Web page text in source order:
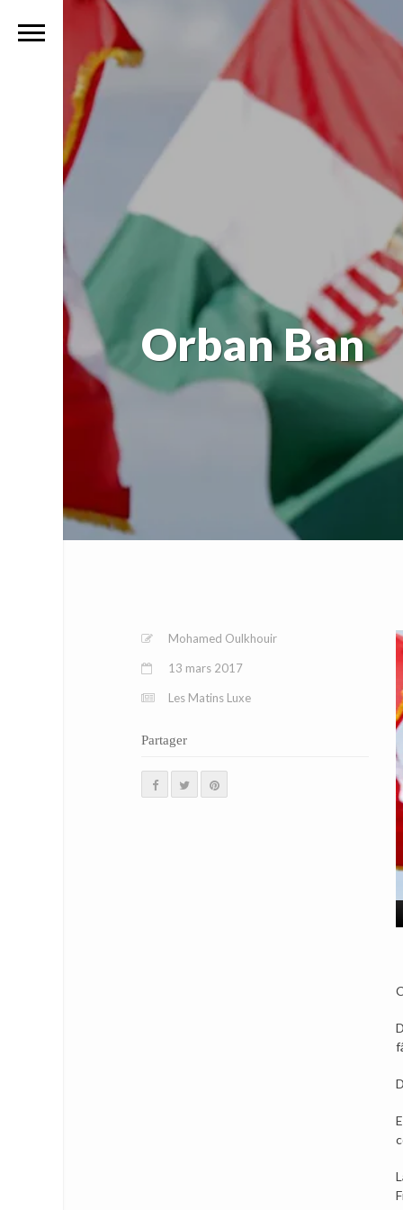
Orban Ban
Mohamed Oulkhouir
13 mars 2017
Les Matins Luxe
Partager